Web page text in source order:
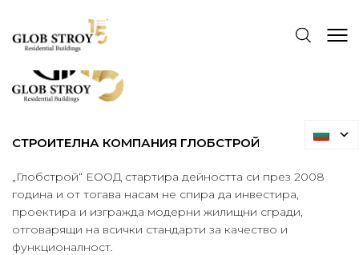
СТРОИТЕЛНА КОМПАНИЯ ГЛОБСТРОЙ
„Глобстрой“ ЕООД стартира дейността си през 2008
година и от тогава насам не спира да инвестира,
проектира и изгражда модерни жилищни сгради,
отговарящи на всички стандарти за качество и
функционалност.